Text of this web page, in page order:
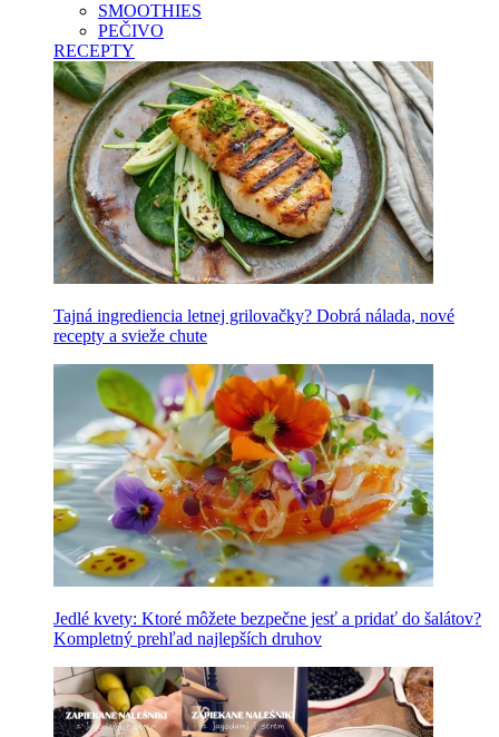
SMOOTHIES
PEČIVO
RECEPTY
Tajná ingrediencia letnej grilovačky? Dobrá nálada, nové
recepty a svieže chute
Jedlé kvety: Ktoré môžete bezpečne jesť a pridať do šalátov?
Kompletný prehľad najlepších druhov